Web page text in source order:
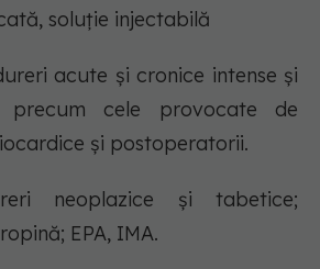
soluție injectabilă
acute și cronice intense și
precum cele provocate de
și postoperatorii.
neoplazice și tabetice;
EPA, IMA.